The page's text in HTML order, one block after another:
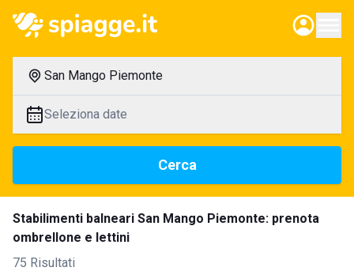
San Mango Piemonte
Seleziona date
Cerca
Stabilimenti balneari San Mango Piemonte: prenota
ombrellone e lettini
75 Risultati